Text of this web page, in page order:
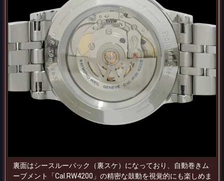
裏面はシースルーバック（裏スケ）になっており、自動巻きム
ーブメント「Cal.RW4200」の精密な鼓動を視覚的にも楽しめま